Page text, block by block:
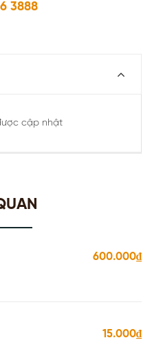
3888
cập nhật
600.000₫
15.000₫